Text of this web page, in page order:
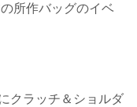
所作バッグのイベ
クラッチ＆ショルダ